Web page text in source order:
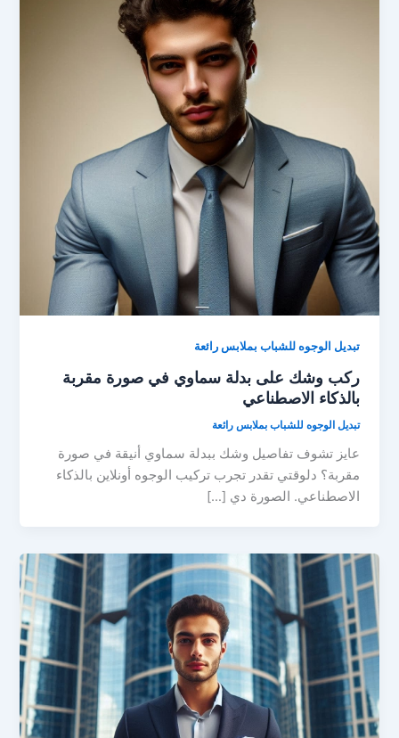
تبديل الوجوه للشباب بملابس رائعة
ركب وشك على بدلة سماوي في صورة مقربة
بالذكاء الاصطناعي
تبديل الوجوه للشباب بملابس رائعة
عايز تشوف تفاصيل وشك ببدلة سماوي أنيقة في صورة
مقربة؟ دلوقتي تقدر تجرب تركيب الوجوه أونلاين بالذكاء
الاصطناعي. الصورة دي […]